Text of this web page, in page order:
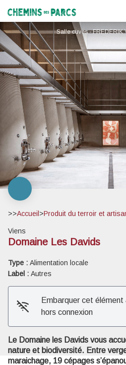
Chemins des Parcs
Salle cuves - FREDERIK
>>Accueil >Produit du terroir et
Viens
Domaine Les Davids
Type : Alimentation locale
Label : Autres
Embarquer cet
hors connexion
Le Domaine les Davids vous
nature et biodiversité. Entre
maraichage, 19 cépages